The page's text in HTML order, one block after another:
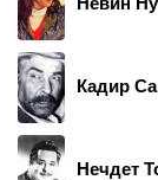
Кадир
Нечдет